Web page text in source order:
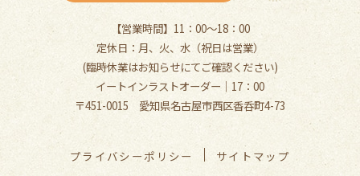
【営業時間】11：00～18：00
定休日：月、火、水（祝日は営業）
(臨時休業はお知らせにてご確認ください)
イートインラストオーダー｜17：00
〒451-0015 愛知県名古屋市西区香呑町4-73
プライバシーポリシー サイトマップ